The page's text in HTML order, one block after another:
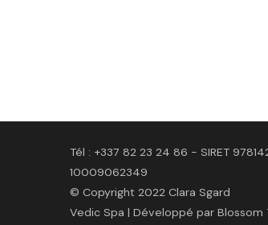
Tél : +337 82 23 24 86 - SIRET
10009062349
© Copyright 2022 Clara Sgard
Vedic Spa | Développé par Blossom